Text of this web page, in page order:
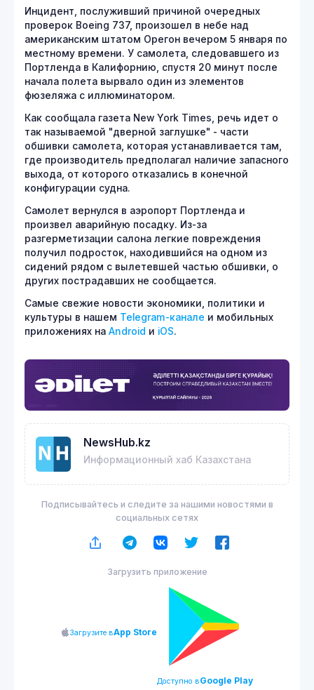
Инцидент, послуживший причиной очередных
проверок Boeing 737, произошел в небе над
американским штатом Орегон вечером 5 января по
местному времени. У самолета, следовавшего из
Портленда в Калифорнию, спустя 20 минут после
начала полета вырвало один из элементов
фюзеляжа с иллюминатором.
Как сообщала газета New York Times, речь идет о
так называемой "дверной заглушке" - части
обшивки самолета, которая устанавливается там,
где производитель предполагал наличие запасного
выхода, от которого отказались в конечной
конфигурации судна.
Самолет вернулся в аэропорт Портленда и
произвел аварийную посадку. Из-за
разгерметизации салона легкие повреждения
получил подросток, находившийся на одном из
сидений рядом с вылетевшей частью обшивки, о
других пострадавших не сообщается.
Самые свежие новости экономики, политики и
культуры в нашем Telegram-канале и мобильных
приложениях на Android и iOS.
NewsHub.kz
Информационный хаб Казахстана
Подписывайтесь и следите за нашими новостями в
социальных сетях
Загрузить приложение
Загрузите вApp Store
Доступно вGoogle Play